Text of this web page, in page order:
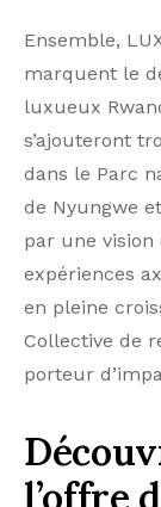
Ensemble,
marquent le
luxueux
s’ajouteront
dans le Parc
de Nyungwe
par une vision
expériences
en pleine
Collective de
porteur